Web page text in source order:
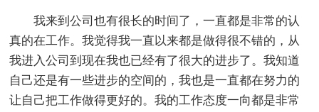
我来到公司也有很长的时间了，一直都是非常的认
真的在工作。我觉得我一直以来都是做得很不错的，从
我进入公司到现在我也已经有了很大的进步了。我知道
自己还是有一些进步的空间的，我也是一直都在努力的
让自己把工作做得更好的。我的工作态度一向都是非常